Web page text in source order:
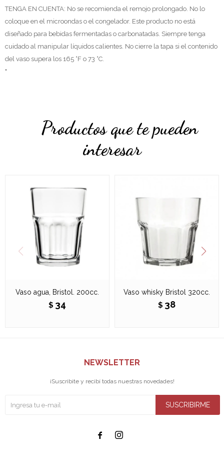
TENGA EN CUENTA: No se recomienda el remojo prolongado. No lo
coloque en el microondas o el congelador. Este producto no está
diseñado para bebidas fermentadas o carbonatadas. Siempre tenga
cuidado al manipular líquidos calientes. No cierre la tapa si el contenido
del vaso supera los 165 °F o 73 °C.
"
Productos que te pueden
interesar
Vaso agua, Bristol. 200cc.
$ 34
Vaso whisky Bristol 320cc.
$ 38
NEWSLETTER
¡Suscribite y recibí todas nuestras novedades!
SUSCRIBIRME
 